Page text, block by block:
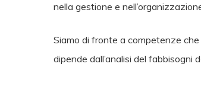
nella gestione e
Siamo di fronte a competenze
dipende dall’analisi del fabbisogni